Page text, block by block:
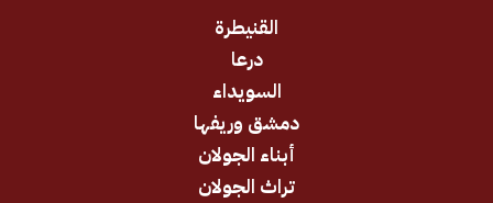
دمشق وريفها
أبناء الجولان
تراث الجولان